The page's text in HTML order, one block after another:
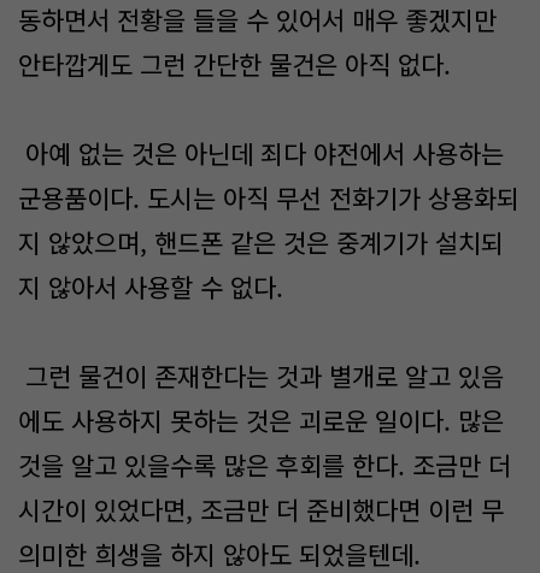
동하면서 전황을 들을 수 있어서 매우 좋겠지만
안타깝게도 그런 간단한 물건은 아직 없다.
아예 없는 것은 아닌데 죄다 야전에서 사용하는
군용품이다. 도시는 아직 무선 전화기가 상용화되
지 않았으며, 핸드폰 같은 것은 중계기가 설치되
지 않아서 사용할 수 없다.
그런 물건이 존재한다는 것과 별개로 알고 있음
에도 사용하지 못하는 것은 괴로운 일이다. 많은
것을 알고 있을수록 많은 후회를 한다. 조금만 더
시간이 있었다면, 조금만 더 준비했다면 이런 무
의미한 희생을 하지 않아도 되었을텐데.